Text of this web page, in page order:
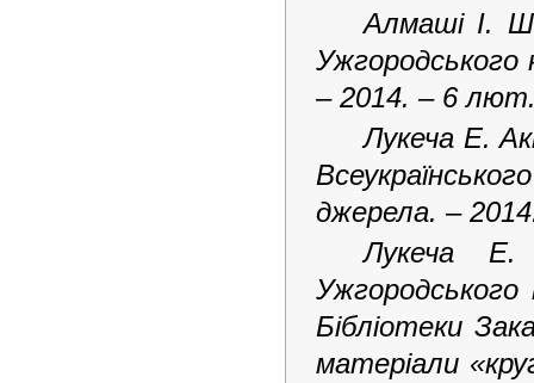
Алмаші І.
Ужгородського
– 2014. – 6
Лукеча Е.
джерела. –
Лукеча Е.
Бібліотеки
матеріали